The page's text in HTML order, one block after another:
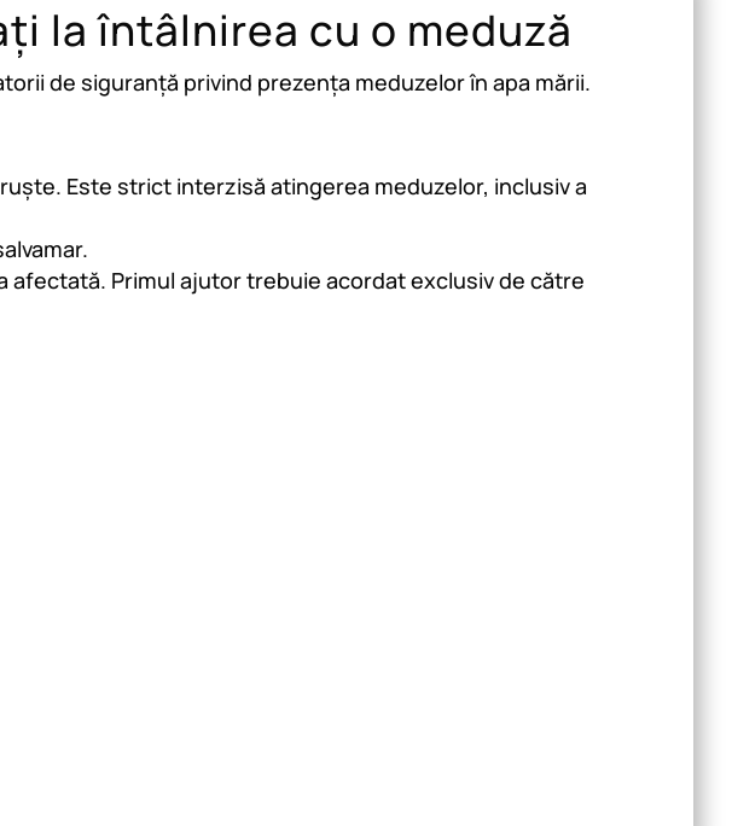
la întâlnirea cu o meduză
de siguranță privind prezența meduzelor în apa mării.
Este strict interzisă atingerea meduzelor, inclusiv a
Primul ajutor trebuie acordat exclusiv de către